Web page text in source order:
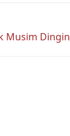
Musim Dingin